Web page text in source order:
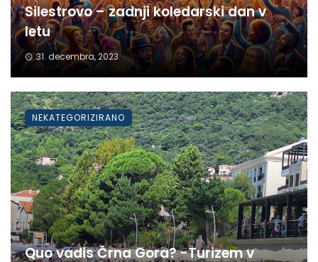
Silestrovo – zadnji koledarski dan v
letu
31. decembra, 2023
Quo vadis Črna Gora? -Turizem v
NEKATEGORIZIRANO